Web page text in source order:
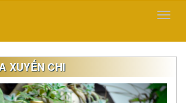
XUYẾN CHI